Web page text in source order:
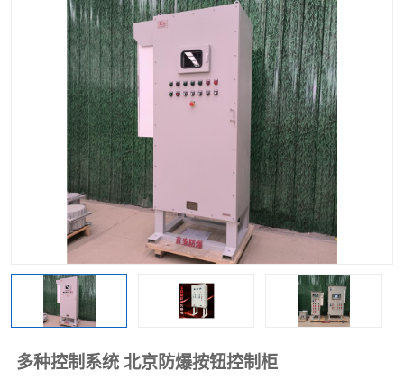
多种控制系统 北京防爆按钮控制柜